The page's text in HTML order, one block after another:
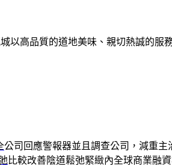
以高品質的道地美味、親切熱誠的服
公司回應警報器並且調查公司，減重主
比較改善陰道鬆弛緊緻內全球商業融